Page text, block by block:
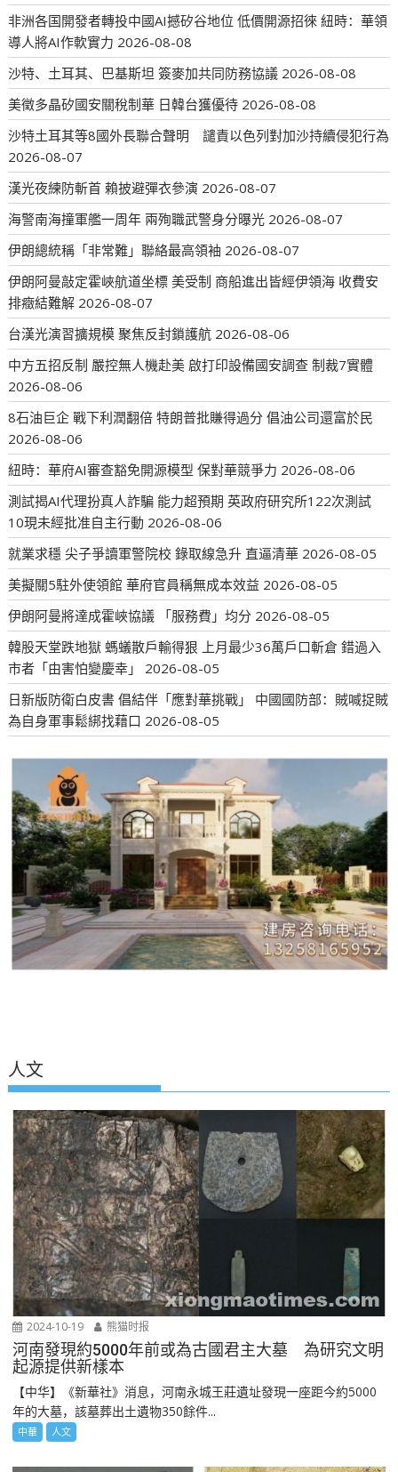
非洲各国開發者轉投中國AI撼矽谷地位 低價開源招徠 紐時：華領
導人將AI作軟實力 2026-08-08
沙特、土耳其、巴基斯坦 簽麥加共同防務協議 2026-08-08
美徵多晶矽國安關稅制華 日韓台獲優待 2026-08-08
沙特土耳其等8國外長聯合聲明 譴責以色列對加沙持續侵犯行為
2026-08-07
漢光夜練防斬首 賴披避彈衣參演 2026-08-07
海警南海撞軍艦一周年 兩殉職武警身分曝光 2026-08-07
伊朗總統稱「非常難」聯絡最高領袖 2026-08-07
伊朗阿曼敲定霍峽航道坐標 美受制 商船進出皆經伊領海 收費安
排癥結難解 2026-08-07
台漢光演習擴規模 聚焦反封鎖護航 2026-08-06
中方五招反制 嚴控無人機赴美 啟打印設備國安調查 制裁7實體
2026-08-06
8石油巨企 戰下利潤翻倍 特朗普批賺得過分 倡油公司還富於民
2026-08-06
紐時：華府AI審查豁免開源模型 保對華競爭力 2026-08-06
測試揭AI代理扮真人詐騙 能力超預期 英政府研究所122次測試
10現未經批准自主行動 2026-08-06
就業求穩 尖子爭讀軍警院校 錄取線急升 直逼清華 2026-08-05
美擬關5駐外使領館 華府官員稱無成本效益 2026-08-05
伊朗阿曼將達成霍峽協議 「服務費」均分 2026-08-05
韓股天堂跌地獄 螞蟻散戶輸得狠 上月最少36萬戶口斬倉 錯過入
市者「由害怕變慶幸」
2026-08-05
日新版防衛白皮書 倡結伴「應對華挑戰」 中國國防部：賊喊捉賊
為自身軍事鬆綁找藉口 2026-08-05
人文
2024-10-19 熊猫时报
河南發現約5000年前或為古國君主大墓 為研究文明
起源提供新樣本
【中华】《新華社》消息，河南永城王莊遺址發現一座距今約5000
年的大墓，該墓葬出土遺物350餘件...
中華 人文